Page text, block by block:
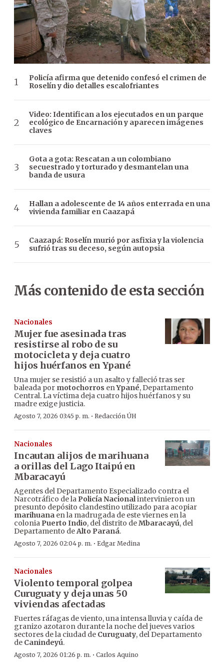
Policía afirma que detenido confesó el crimen de
Roselín y dio detalles escalofriantes
Video: Identifican a los ejecutados en un parque
ecológico de Encarnación y aparecen imágenes
claves
Gota a gota: Rescatan a un colombiano
secuestrado y torturado y desmantelan una
banda de usura
Hallan a adolescente de 14 años enterrada en una
vivienda familiar en Caazapá
Caazapá: Roselín murió por asfixia y la violencia
sufrió tras su deceso, según autopsia
Más contenido de esta sección
Nacionales
Mujer fue asesinada tras
resistirse al robo de su
motocicleta y deja cuatro
hijos huérfanos en Ypané
Una mujer se resistió a un asalto y falleció tras ser
baleada por motochorros enYpané, Departamento
Central. La víctima deja cuatro hijos huérfanos y su
madre exige justicia.
Agosto 7, 2026 03:45 p. m. · Redacción ÚH
Nacionales
Incautan alijos de marihuana
a orillas del Lago Itaipú en
Mbaracayú
Agentes del Departamento Especializado contra el
Narcotráfico de la Policía Nacionalintervinieron un
presunto depósito clandestino utilizado para acopiar
marihuana en la madrugada de este viernes en la
colonia Puerto Indio, del distrito deMbaracayú, del
Departamento deAlto Paraná.
Agosto 7, 2026 02:04 p. m. · Edgar Medina
Nacionales
Violento temporal golpea
Curuguaty y deja unas 50
viviendas afectadas
Fuertes ráfagas de viento, una intensa lluvia y caída de
granizo azotaron durante la noche del jueves varios
sectores de la ciudad de Curuguaty, del Departamento
de Canindeyú.
Agosto 7, 2026 01:26 p. m. · Carlos Aquino